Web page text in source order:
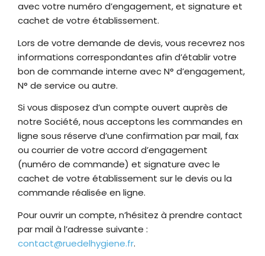
avec votre numéro d’engagement, et signature et
cachet de votre établissement.
Lors de votre demande de devis, vous recevrez nos
informations correspondantes afin d’établir votre
bon de commande interne avec N° d’engagement,
N° de service ou autre.
Si vous disposez d’un compte ouvert auprès de
notre Société, nous acceptons les commandes en
ligne sous réserve d’une confirmation par mail, fax
ou courrier de votre accord d’engagement
(numéro de commande) et signature avec le
cachet de votre établissement sur le devis ou la
commande réalisée en ligne.
Pour ouvrir un compte, n’hésitez à prendre contact
par mail à l’adresse suivante :
contact@ruedelhygiene.fr.